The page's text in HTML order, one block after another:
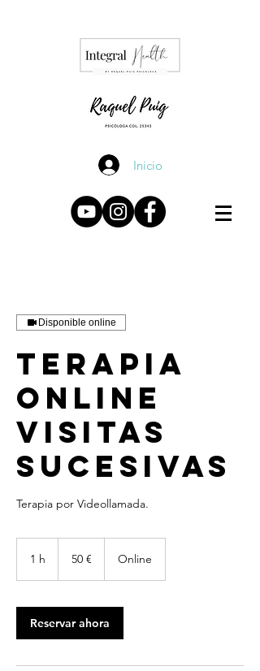
Inicio
Disponible online
Terapia
Online
Visitas
Sucesivas
1 h 50 € Online
Reservar ahora